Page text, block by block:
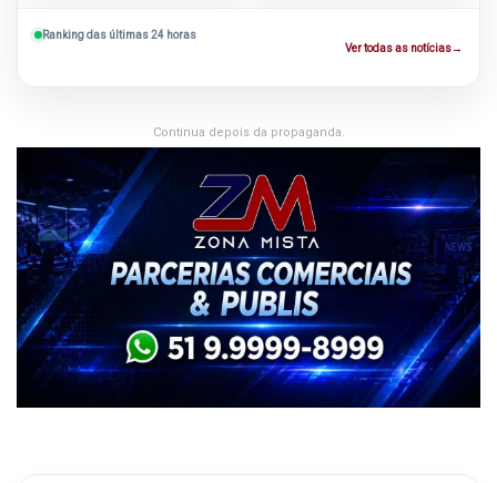
Ranking das últimas 24 horas
Ver todas as notícias→
Continua depois da propaganda.